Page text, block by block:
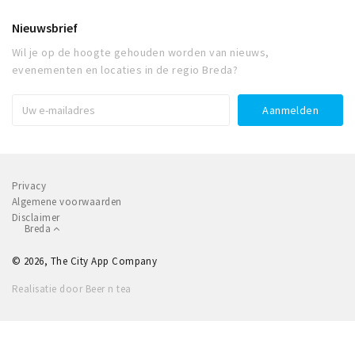
Nieuwsbrief
Wil je op de hoogte gehouden worden van nieuws,
evenementen en locaties in de regio Breda?
Privacy
Algemene voorwaarden
Disclaimer
Breda
© 2026, The City App Company
Realisatie door Beer n tea